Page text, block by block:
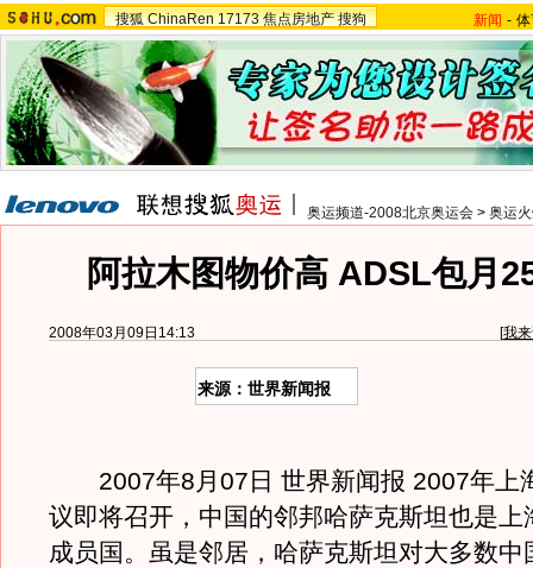
搜狐 ChinaRen 17173 焦点房地产 搜狗 新闻 -
奥运频道-2008北京奥运会 > 奥运
阿拉木图物价高 ADSL包月
2008年03月09日14:13 [我
来源：世界新闻报
2007年8月07日 世界新闻报 2007年上
议即将召开，中国的邻邦哈萨克斯坦也是上
成员国。虽是邻居，哈萨克斯坦对大多数中